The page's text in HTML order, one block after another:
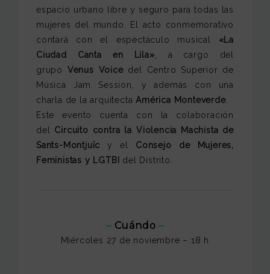
espacio urbano libre y seguro para todas las
mujeres del mundo. El acto conmemorativo
contará con el espectáculo musical «La
Ciudad Canta en Lila» , a cargo del
grupo Venus Voicedel Centro Superior de
Música Jam Session, y además con una
charla de la arquitectaAmérica Monteverde.
Este evento cuenta con la colaboración
del Circuito contra la Violencia Machista de
Sants-Montjuïc y el Consejo de Mujeres,
Feministas y LGTBI
del Distrito.
–Cuándo –
Miércoles 27 de noviembre – 18 h